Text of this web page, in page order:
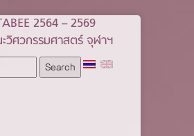
2564 – 2569
วิศวกรรมศาสตร์ จุฬาฯ